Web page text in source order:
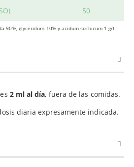
) 50
90%, glycerolum 10% y acidum sorbicum 1 g/l.
2 ml al día, fuera de las comidas.
diaria expresamente indicada.